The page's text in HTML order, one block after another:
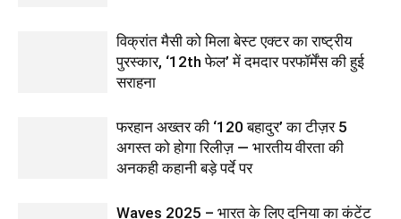
विक्रांत मैसी को मिला बेस्ट एक्टर का राष्ट्रीय
पुरस्कार, ‘12th फेल’ में दमदार परफॉर्मेंस की हुई
सराहना
फरहान अख्तर की ‘120 बहादुर’ का टीज़र 5
अगस्त को होगा रिलीज़ — भारतीय वीरता की
अनकही कहानी बड़े पर्दे पर
Waves 2025 – भारत के लिए दुनिया का कंटेंट